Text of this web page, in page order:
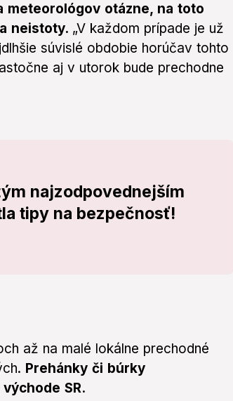
meteorológov otázne, na toto
neistoty. „V každom prípade je už
súvislé obdobie horúčav tohto
aj v utorok bude prechodne
najzodpovednejším
tipy na bezpečnosť!
až na malé lokálne prechodné
Prehánky či búrky
SR.